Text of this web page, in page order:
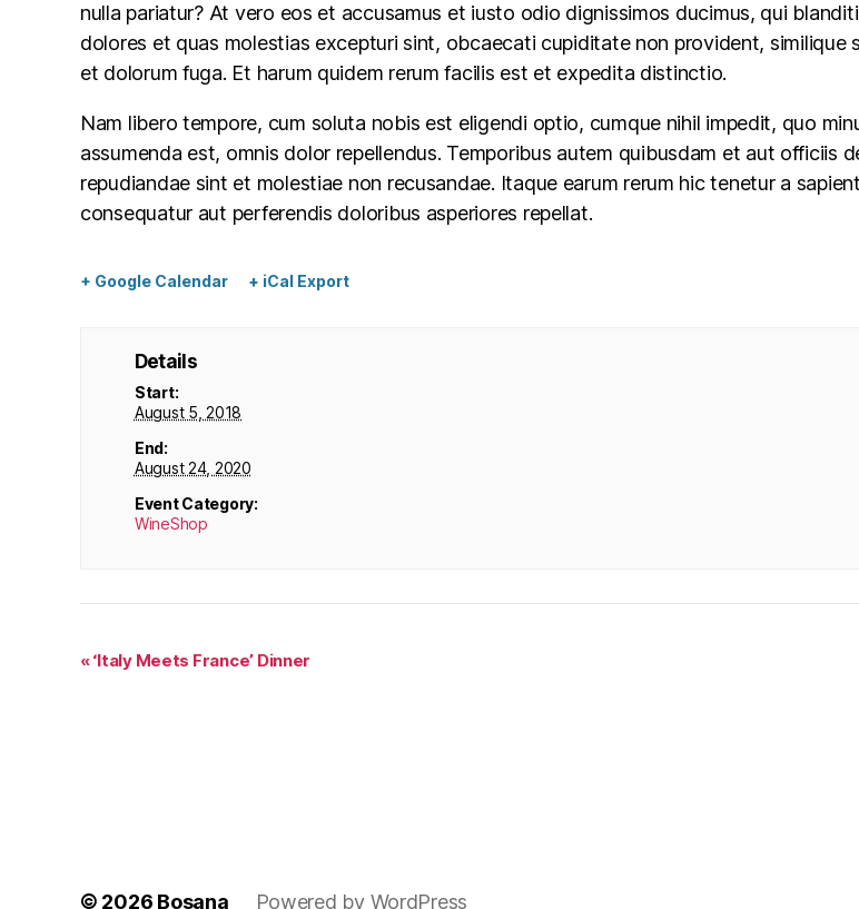
nulla pariatur? At vero eos et accusamus et iusto odio dignissimos ducimus, qui
dolores et quas molestias excepturi sint, obcaecati cupiditate non provident,
et dolorum fuga. Et harum quidem rerum facilis est et expedita distinctio.
Nam libero tempore, cum soluta nobis est eligendi optio, cumque nihil impedit, quo
assumenda est, omnis dolor repellendus. Temporibus autem quibusdam et aut
repudiandae sint et molestiae non recusandae. Itaque earum rerum hic tenetur a
consequatur aut perferendis doloribus asperiores repellat.
+ Google Calendar + iCal Export
Details
Start:
August 5, 2018
End:
August 24, 2020
Event Category:
WineShop
«‘Italy Meets France’ Dinner
© 2026 Bosana Powered by WordPress